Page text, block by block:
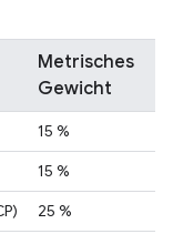
Metrisches
Gewicht
15 %
15 %
25 %